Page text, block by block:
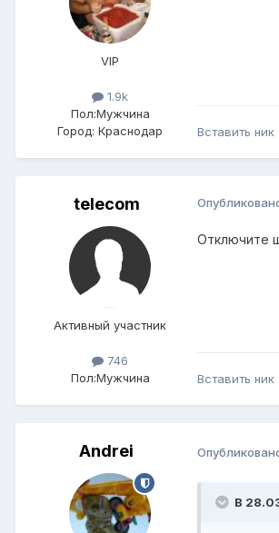
VIP
1.9k
Пол:Мужчина
Город: Краснодар Вставить ник
telecom
Активный участник
746
Пол:Мужчина
Отключите
Вставить ник
Andrei
В